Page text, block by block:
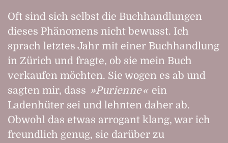
Oft sind sich selbst die Buchhandlungen
dieses Phänomens nicht bewusst. Ich
sprach letztes Jahr mit einer Buchhandlung
in Zürich und fragte, ob sie mein Buch
verkaufen möchten. Sie wogen es ab und
sagten mir, dass
Purienne
ein
Ladenhüter sei und lehnten daher ab.
Obwohl das etwas arrogant klang, war ich
freundlich genug, sie darüber zu